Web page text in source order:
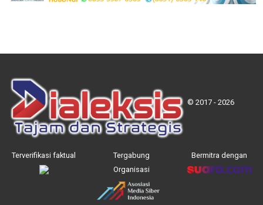
© 2017 - 2026
Terverifikasi faktual
Tergabung
Organisasi
Bermitra dengan